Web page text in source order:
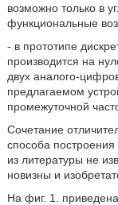
возможно только в
функциональные
- в прототипе
производится на
двух аналого-
предлагаемом
промежуточной
Сочетание
способа
из литературы не
новизны и
На фиг. 1. приведена